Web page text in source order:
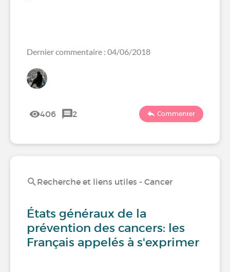
Dernier commentaire : 04/06/2018
406 2 Commenter
Recherche et liens utiles - Cancer
États généraux de la
prévention des cancers: les
Français appelés à s'exprimer